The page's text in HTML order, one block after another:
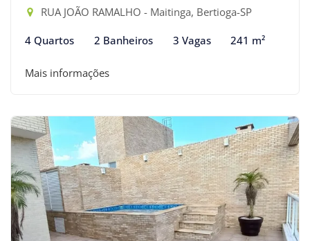
RUA JOÃO RAMALHO - Maitinga, Bertioga-SP
4 Quartos 2 Banheiros 3 Vagas 241 m²
Mais informações